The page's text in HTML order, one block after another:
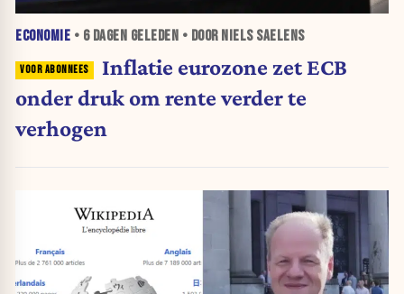
ECONOMIE • 6 DAGEN GELEDEN • DOOR NIELS SAELENS
Inflatie eurozone zet ECB
onder druk om rente verder te
verhogen